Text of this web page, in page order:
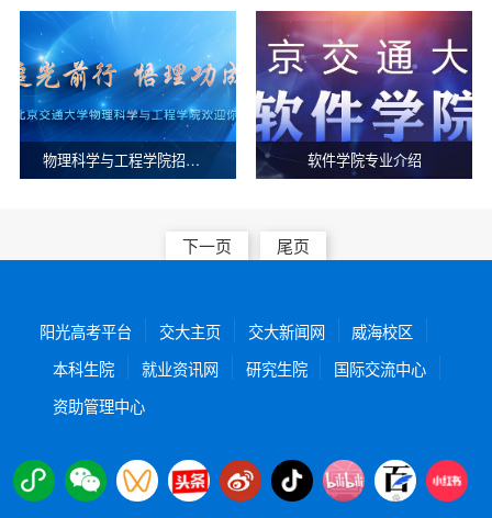
物理科学与工程学院招生宣传片 软件学院专业介绍
下一页 尾页
阳光高考平台 交大主页 交大新闻网
威海校区
本科生院
就业资讯网 研究生院
国际交流中心
资助管理中心